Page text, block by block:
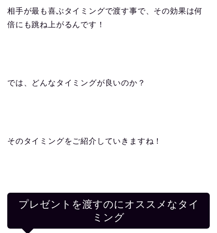
相手が最も喜ぶタイミングで渡す事で、その効果は何
倍にも跳ね上がるんです！
では、どんなタイミングが良いのか？
そのタイミングをご紹介していきますね！
プレゼントを渡すのにオススメなタイ
ミング